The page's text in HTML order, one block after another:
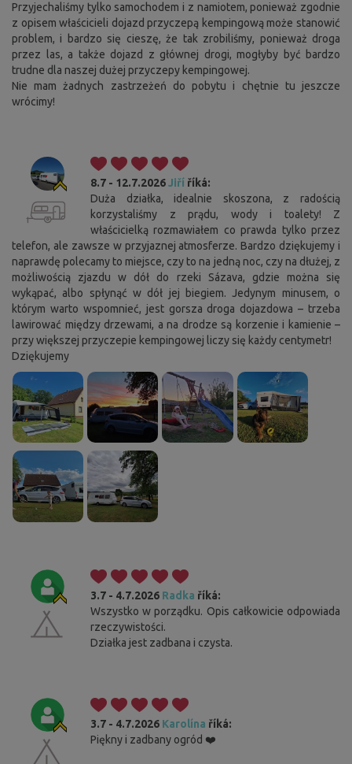
Przyjechaliśmy tylko samochodem i z namiotem, ponieważ zgodnie
z opisem właścicieli dojazd przyczepą kempingową może stanowić
problem, i bardzo się cieszę, że tak zrobiliśmy, ponieważ droga
przez las, a także dojazd z głównej drogi, mogłyby być bardzo
trudne dla naszej dużej przyczepy kempingowej.
Nie mam żadnych zastrzeżeń do pobytu i chętnie tu jeszcze
wrócimy!
8.7 - 12.7.2026Jiří říká:
Duża działka, idealnie skoszona, z radością
korzystaliśmy z prądu, wody i toalety! Z
właścicielką rozmawiałem co prawda tylko przez
telefon, ale zawsze w przyjaznej atmosferze. Bardzo dziękujemy i
naprawdę polecamy to miejsce, czy to na jedną noc, czy na dłużej, z
możliwością zjazdu w dół do rzeki Sázava, gdzie można się
wykąpać, albo spłynąć w dół jej biegiem. Jedynym minusem, o
którym warto wspomnieć, jest gorsza droga dojazdowa – trzeba
lawirować między drzewami, a na drodze są korzenie i kamienie –
przy większej przyczepie kempingowej liczy się każdy centymetr!
Dziękujemy
3.7 - 4.7.2026 Radka říká:
Wszystko w porządku. Opis całkowicie odpowiada
rzeczywistości.
Działka jest zadbana i czysta.
3.7 - 4.7.2026 Karolína říká:
Piękny i zadbany ogród ❤️